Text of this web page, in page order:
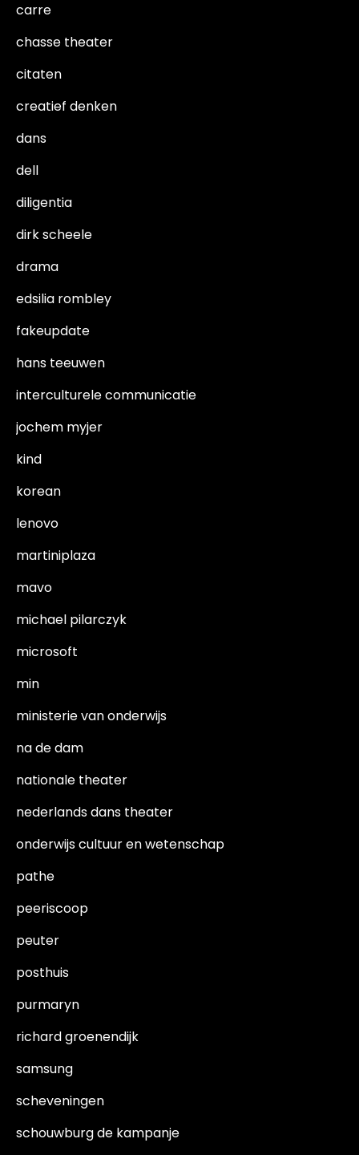
carre
chasse theater
citaten
creatief denken
dans
dell
diligentia
dirk scheele
drama
edsilia rombley
fakeupdate
hans teeuwen
interculturele communicatie
jochem myjer
kind
korean
lenovo
martiniplaza
mavo
michael pilarczyk
microsoft
min
ministerie van onderwijs
na de dam
nationale theater
nederlands dans theater
onderwijs cultuur en wetenschap
pathe
peeriscoop
peuter
posthuis
purmaryn
richard groenendijk
samsung
scheveningen
schouwburg de kampanje